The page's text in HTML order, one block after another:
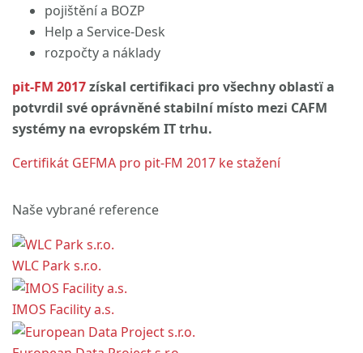
pojištění a BOZP
Help a Service-Desk
rozpočty a náklady
pit-FM 2017získal certifikaci pro všechny oblastï a
potvrdil své oprávněné stabilní místo mezi CAFM
systémy na evropském IT trhu.
Certifikát GEFMA pro pit-FM 2017 ke stažení
Naše vybrané reference
WLC Park s.r.o.
IMOS Facility a.s.